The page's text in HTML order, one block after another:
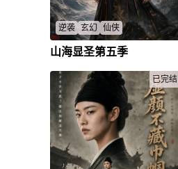
逆袭 玄幻 仙侠
龙脊岭深处，小小采药郎陆沉，
习武锻体，于边关万军之中一箭
毙敌，阵斩云蒙皇子！功震朝
野，帝心大悦，破例封爵——天
赐侯！锦衣怒马，银章在腰，少
年英杰，守护一方。看他仗剑江
湖，怀仁心，行侠义，于波澜壮
阔的大时代，写下属于自己的英
雄传奇！
山海显圣第五季
已完结